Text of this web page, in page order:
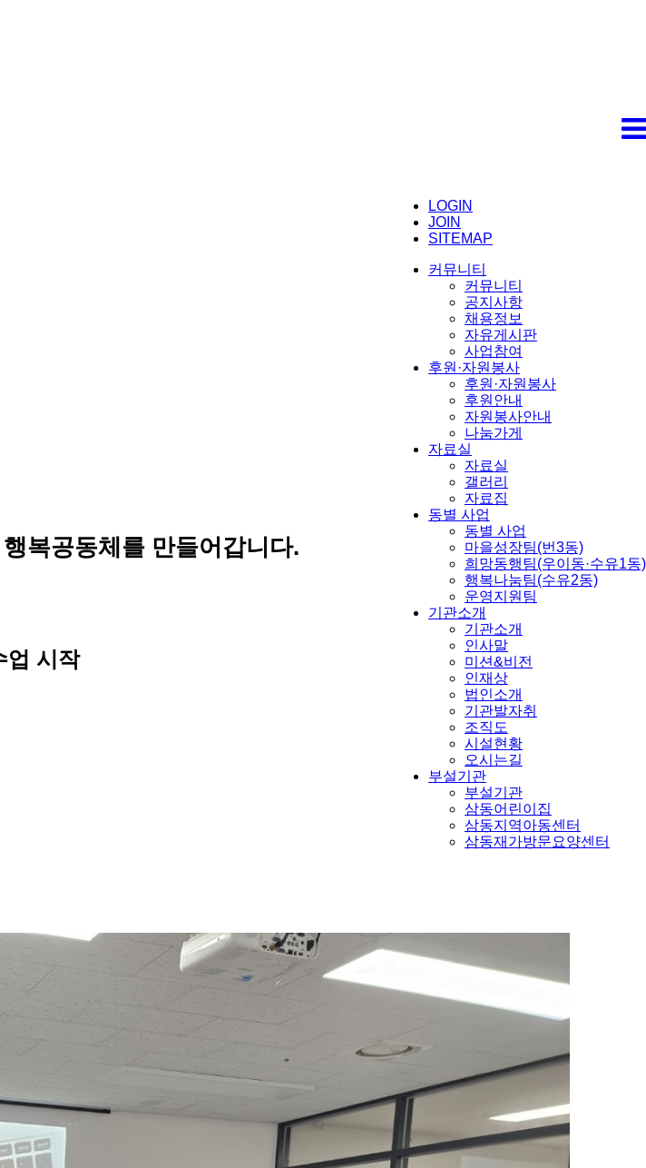
LOGIN
JOIN
SITEMAP
커뮤니티
커뮤니티
공지사항
채용정보
자유게시판
사업참여
후원·자원봉사
후원·자원봉사
후원안내
자원봉사안내
나눔가게
자료실
자료실
갤러리
자료집
동별 사업
동별 사업
마을성장팀(번3동)
희망동행팀(우이동·수유1동)
행복나눔팀(수유2동)
운영지원팀
기관소개
기관소개
인사말
미션&비전
인재상
법인소개
기관발자취
조직도
시설현황
오시는길
부설기관
부설기관
삼동어린이집
삼동지역아동센터
삼동재가방문요양센터
복공동체를 만들어갑니다.
업 시작